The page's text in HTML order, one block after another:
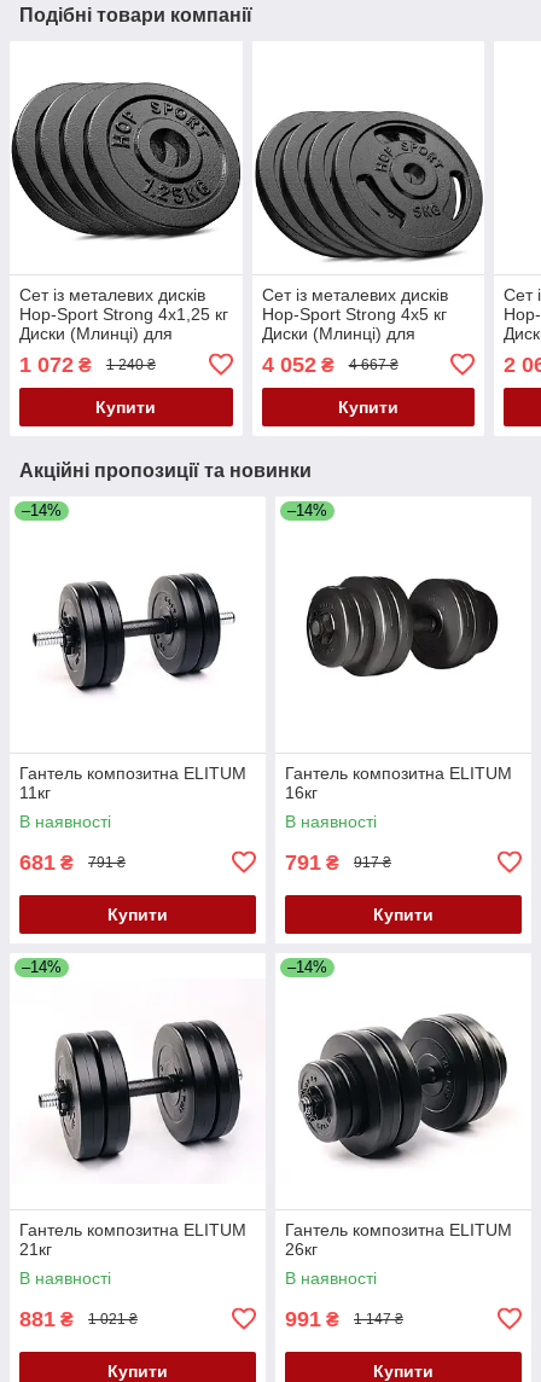
Подібні товари компанії
Сет із металевих дисків
Hop-Sport Strong 4x1,25 кг
Диски (Млинці) для
Штанги і Гантелей диски
на штангу гриф
1 072 ₴ 1 240 ₴
Купити
Сет із металевих дисків
Hop-Sport Strong 4x5 кг
Диски (Млинці) для
Штанги і Гантелей диски
на штангу гриф
4 052₴ 4 667 ₴
Купити
Сет
на
2
Акційні пропозиції та новинки
–14%
Гантель композитна ELITUM
11кг
В наявності
681 ₴ 791 ₴
Купити
–14%
Гантель композитна ELITUM
16кг
В наявності
791 ₴ 917 ₴
Купити
–14%
Гантель композитна ELITUM
21кг
В наявності
881 ₴ 1 021 ₴
Купити
–14%
Гантель композитна ELITUM
26кг
В наявності
991 ₴ 1 147 ₴
Купити